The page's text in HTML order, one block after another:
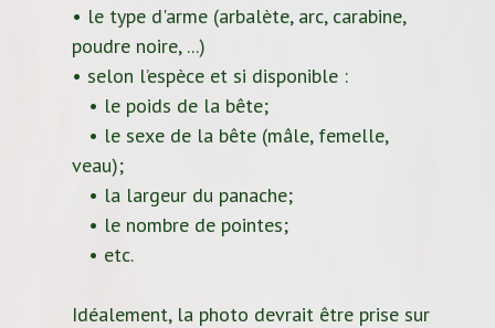
• le type d'arme (arbalète, arc, carabine,
poudre noire, ...)
• selon l’espèce et si disponible :
• le poids de la bête;
• le sexe de la bête (mâle, femelle,
veau);
• la largeur du panache;
• le nombre de pointes;
• etc.
Idéalement, la photo devrait être prise sur